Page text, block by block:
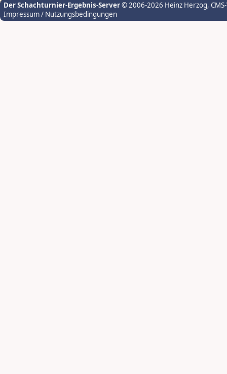
Der Schachturnier-Ergebnis-Server© 2006-2026 Heinz Herzog,
Impressum / Nutzungsbedingungen